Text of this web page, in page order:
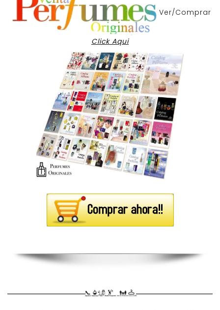
Ver/Comprar
Click Aqui